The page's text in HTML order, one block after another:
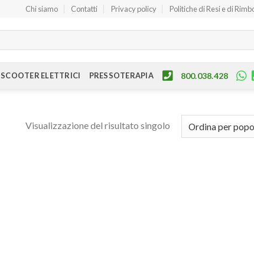
Chi siamo Contatti Privacy policy Politiche di Resi e di
SCOOTER ELETTRICI PRESSOTERAPIA 800.038.428
Visualizzazione del risultato singolo